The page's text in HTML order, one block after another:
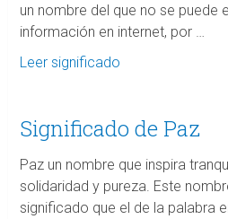
un nombre del que no se puede
información en internet, por …
Leer significado
Significado de Paz
Paz un nombre que inspira
solidaridad y pureza. Este
significado que el de la palabra